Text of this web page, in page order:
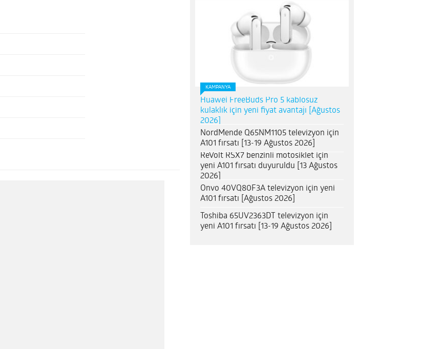
KAMPANYA
Huawei FreeBuds Pro 5 kablosuz
kulaklık için yeni fiyat avantajı [Ağustos
2026]
NordMende Q65NM1105 televizyon için
A101 fırsatı [13-19 Ağustos 2026]
ReVolt RSX7 benzinli motosiklet için
yeni A101 fırsatı duyuruldu [13 Ağustos
2026]
Onvo 40VQ80F3A televizyon için yeni
A101 fırsatı [Ağustos 2026]
Toshiba 65UV2363DT televizyon için
yeni A101 fırsatı [13-19 Ağustos 2026]